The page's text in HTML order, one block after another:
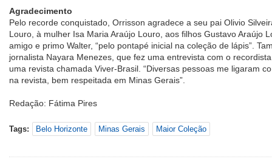
Agradecimento
Pelo recorde conquistado, Orrisson agradece a seu pai Olivio
Louro, à mulher Isa Maria Araújo Louro, aos filhos Gustavo Araújo
amigo e primo Walter, “pelo pontapé inicial na coleção de lápis”.
jornalista Nayara Menezes, que fez uma entrevista com o
uma revista chamada Viver-Brasil. “Diversas pessoas me ligaram
na revista, bem respeitada em Minas Gerais”.
Redação: Fátima Pires
Tags: Belo Horizonte Minas Gerais Maior Coleção